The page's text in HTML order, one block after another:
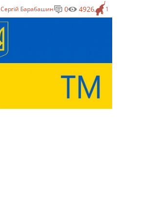
Сергій Барабашин 1
0 4926